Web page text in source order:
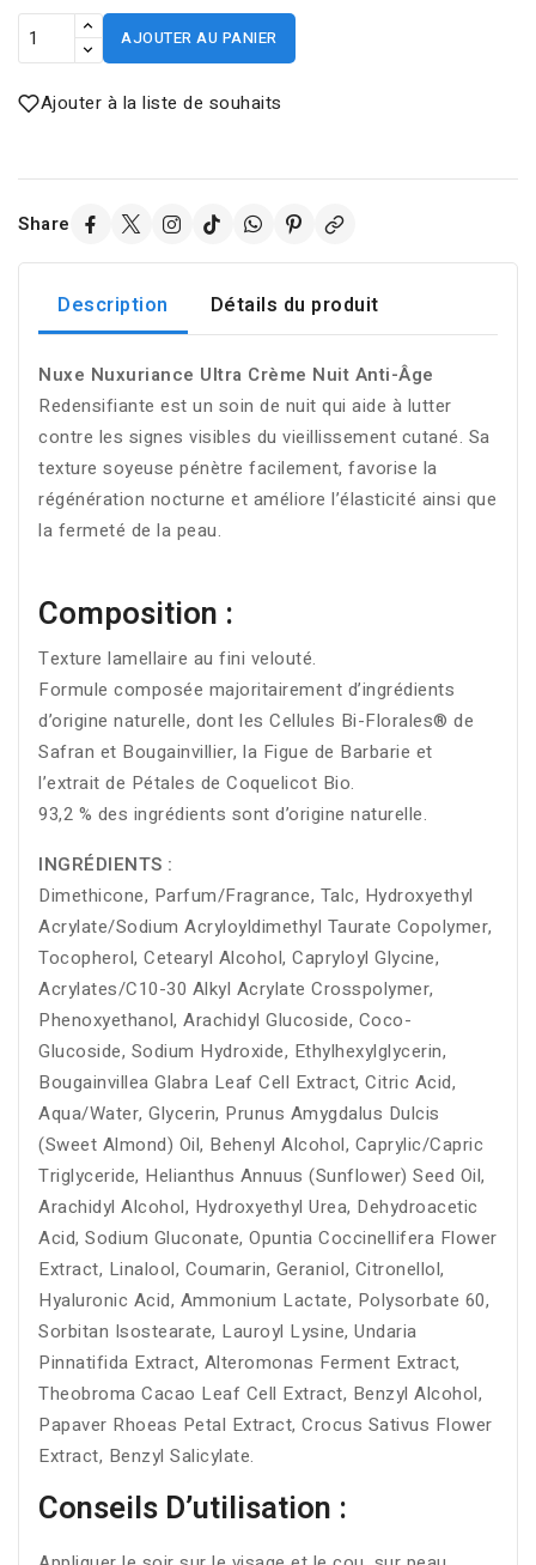
AJOUTER AU PANIER
Ajouter à la liste de souhaits
Share
Description Détails du produit
Nuxe Nuxuriance Ultra Crème Nuit Anti-Âge
Redensifiante est un soin de nuit qui aide à lutter
contre les signes visibles du vieillissement cutané. Sa
texture soyeuse pénètre facilement, favorise la
régénération nocturne et améliore l’élasticité ainsi que
la fermeté de la peau.
Composition :
Texture lamellaire au fini velouté.
Formule composée majoritairement d’ingrédients
d’origine naturelle, dont les Cellules Bi-Florales® de
Safran et Bougainvillier, la Figue de Barbarie et
l’extrait de Pétales de Coquelicot Bio.
93,2 % des ingrédients sont d’origine naturelle.
INGRÉDIENTS :
Dimethicone, Parfum/Fragrance, Talc, Hydroxyethyl
Acrylate/Sodium Acryloyldimethyl Taurate Copolymer,
Tocopherol, Cetearyl Alcohol, Capryloyl Glycine,
Acrylates/C10-30 Alkyl Acrylate Crosspolymer,
Phenoxyethanol, Arachidyl Glucoside, Coco-
Glucoside, Sodium Hydroxide, Ethylhexylglycerin,
Bougainvillea Glabra Leaf Cell Extract, Citric Acid,
Aqua/Water, Glycerin, Prunus Amygdalus Dulcis
(Sweet Almond) Oil, Behenyl Alcohol, Caprylic/Capric
Triglyceride, Helianthus Annuus (Sunflower) Seed Oil,
Arachidyl Alcohol, Hydroxyethyl Urea, Dehydroacetic
Acid, Sodium Gluconate, Opuntia Coccinellifera Flower
Extract, Linalool, Coumarin, Geraniol, Citronellol,
Hyaluronic Acid, Ammonium Lactate, Polysorbate 60,
Sorbitan Isostearate, Lauroyl Lysine, Undaria
Pinnatifida Extract, Alteromonas Ferment Extract,
Theobroma Cacao Leaf Cell Extract, Benzyl Alcohol,
Papaver Rhoeas Petal Extract, Crocus Sativus Flower
Extract, Benzyl Salicylate.
Conseils D’utilisation :